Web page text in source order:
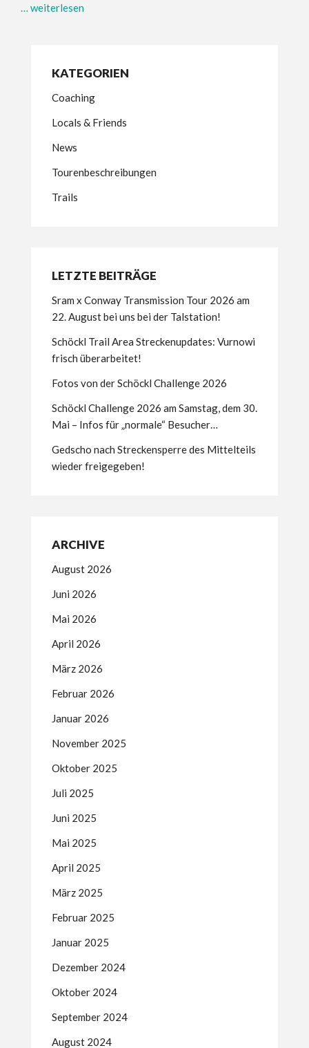
… weiterlesen
KATEGORIEN
Coaching
Locals & Friends
News
Tourenbeschreibungen
Trails
LETZTE BEITRÄGE
Sram x Conway Transmission Tour 2026 am
22. August bei uns bei der Talstation!
Schöckl Trail Area Streckenupdates: Vurnowi
frisch überarbeitet!
Fotos von der Schöckl Challenge 2026
Schöckl Challenge 2026 am Samstag, dem 30.
Mai – Infos für „normale“ Besucher…
Gedscho nach Streckensperre des Mittelteils
wieder freigegeben!
ARCHIVE
August 2026
Juni 2026
Mai 2026
April 2026
März 2026
Februar 2026
Januar 2026
November 2025
Oktober 2025
Juli 2025
Juni 2025
Mai 2025
April 2025
März 2025
Februar 2025
Januar 2025
Dezember 2024
Oktober 2024
September 2024
August 2024